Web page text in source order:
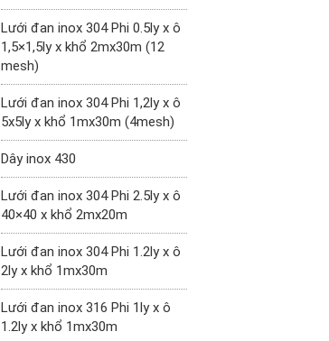
Lưới đan inox 304 Phi 0.5ly x ô
1,5×1,5ly x khổ 2mx30m (12
mesh)
Lưới đan inox 304 Phi 1,2ly x ô
5x5ly x khổ 1mx30m (4mesh)
Dây inox 430
Lưới đan inox 304 Phi 2.5ly x ô
40×40 x khổ 2mx20m
Lưới đan inox 304 Phi 1.2ly x ô
2ly x khổ 1mx30m
Lưới đan inox 316 Phi 1ly x ô
1.2ly x khổ 1mx30m